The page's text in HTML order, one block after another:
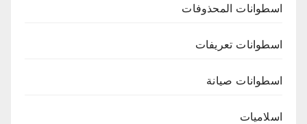
اسطوانات المحذوفات
اسطوانات تعريفات
اسطوانات صيانة
اسلاميات